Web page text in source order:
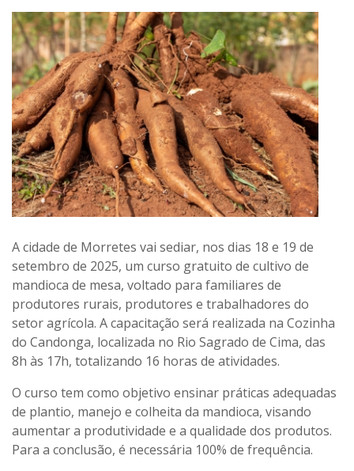
A cidade de Morretes vai sediar, nos dias 18 e 19 de
setembro de 2025, um curso gratuito de cultivo de
mandioca de mesa, voltado para familiares de
produtores rurais, produtores e trabalhadores do
setor agrícola. A capacitação será realizada na Cozinha
do Candonga, localizada no Rio Sagrado de Cima, das
8h às 17h, totalizando 16 horas de atividades.
O curso tem como objetivo ensinar práticas adequadas
de plantio, manejo e colheita da mandioca, visando
aumentar a produtividade e a qualidade dos produtos.
Para a conclusão, é necessária 100% de frequência.